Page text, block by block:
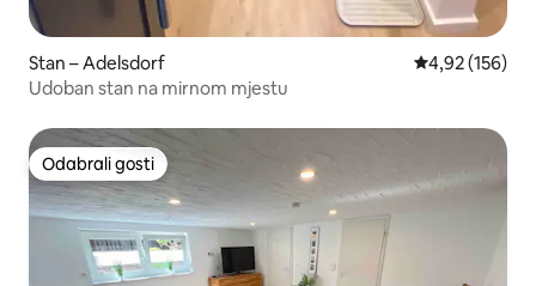
Stan – Adelsdorf Prosječna
4,92 (156)
Udoban stan na mirnom mjestu
Odabrali gosti
Odabrali gosti